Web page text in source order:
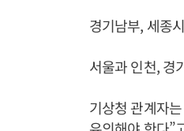
경기남부, 세종
서울과 인천, 경
기상청 관계자